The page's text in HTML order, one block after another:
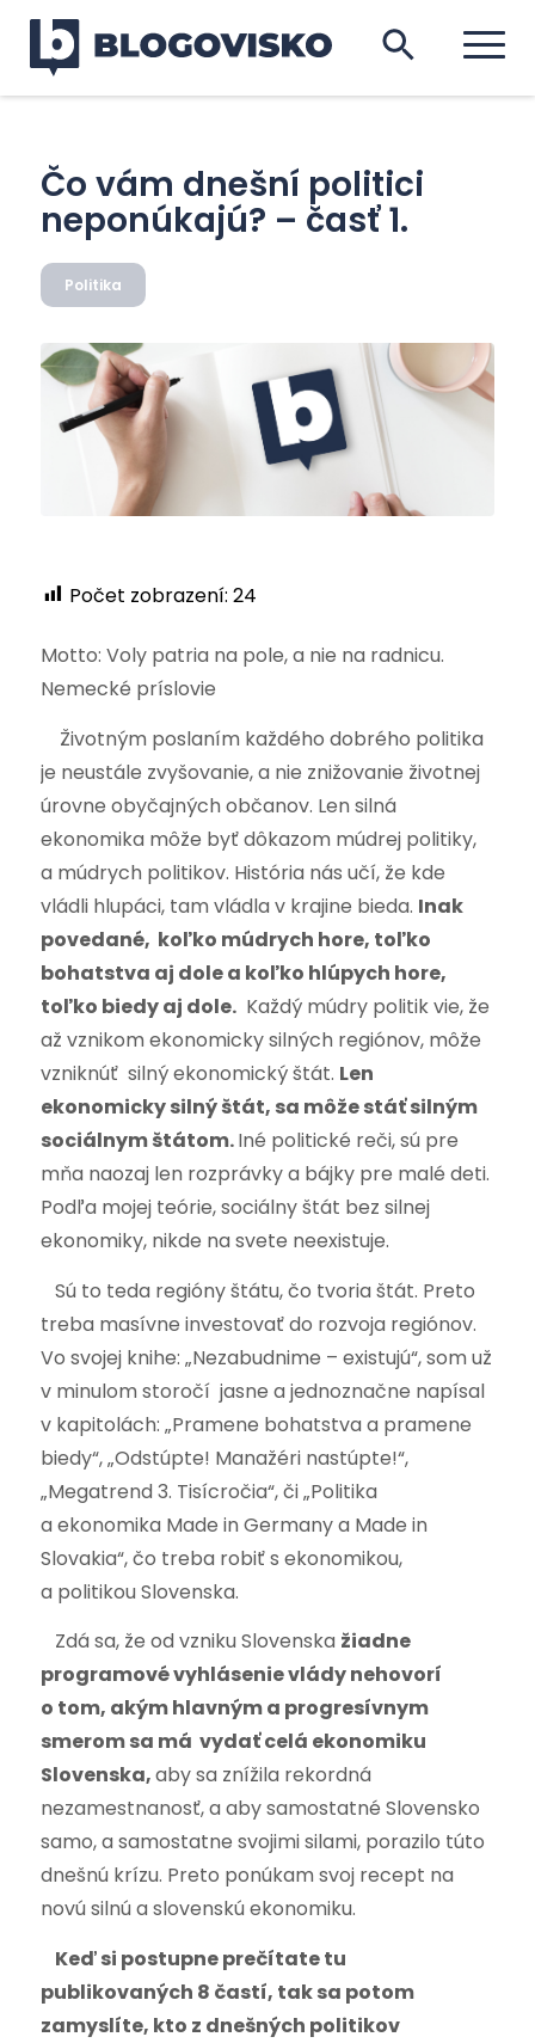
Čo vám dnešní politici
neponúkajú? – časť 1.
Politika
Počet zobrazení: 24
Motto: Voly patria na pole, a nie na radnicu.
Nemecké príslovie
Životným poslaním každého dobrého politika
je neustále zvyšovanie, a nie znižovanie životnej
úrovne obyčajných občanov. Len silná
ekonomika môže byť dôkazom múdrej politiky,
a múdrych politikov. História nás učí, že kde
vládli hlupáci, tam vládla v krajine bieda. Inak
povedané, koľko múdrych hore, toľko
bohatstva aj dole a koľko hlúpych hore,
toľko biedy aj dole.Každý múdry politik vie, že
až vznikom ekonomicky silných regiónov, môže
vzniknúť silný ekonomický štát. Len
ekonomicky silný štát, sa môže stáť silným
sociálnym štátom.Iné politické reči, sú pre
mňa naozaj len rozprávky a bájky pre malé deti.
Podľa mojej teórie, sociálny štát bez silnej
ekonomiky, nikde na svete neexistuje.
Sú to teda regióny štátu, čo tvoria štát. Preto
treba masívne investovať do rozvoja regiónov.
Vo svojej knihe: „Nezabudnime – existujú“, som už
v minulom storočí jasne a jednoznačne napísal
v kapitolách: „Pramene bohatstva a pramene
biedy“, „Odstúpte! Manažéri nastúpte!“,
„Megatrend 3. Tisícročia“, či „Politika
a ekonomika Made in Germany a Made in
Slovakia“, čo treba robiť s ekonomikou,
a politikou Slovenska.
Zdá sa, že od vzniku Slovenska žiadne
programové vyhlásenie vlády nehovorí
o tom, akým hlavným a progresívnym
smerom sa má vydať celá ekonomiku
Slovenska,aby sa znížila rekordná
nezamestnanosť, a aby samostatné Slovensko
samo, a samostatne svojimi silami, porazilo túto
dnešnú krízu. Preto ponúkam svoj recept na
novú silnú a slovenskú ekonomiku.
Keď si postupne prečítate tu
publikovaných 8 častí, tak sa potom
zamyslíte, kto z dnešných politikov